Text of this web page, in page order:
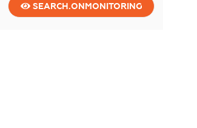
SEARCH.ONMONITORING